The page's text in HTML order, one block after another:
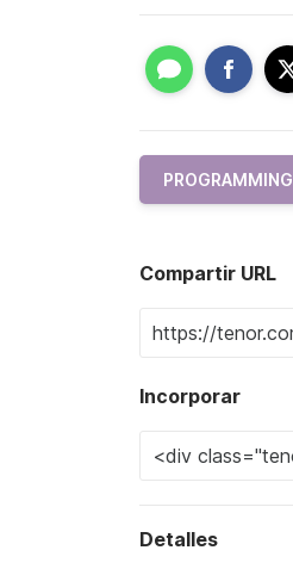
PROGRAMMING
Compartir URL
Incorporar
Detalles